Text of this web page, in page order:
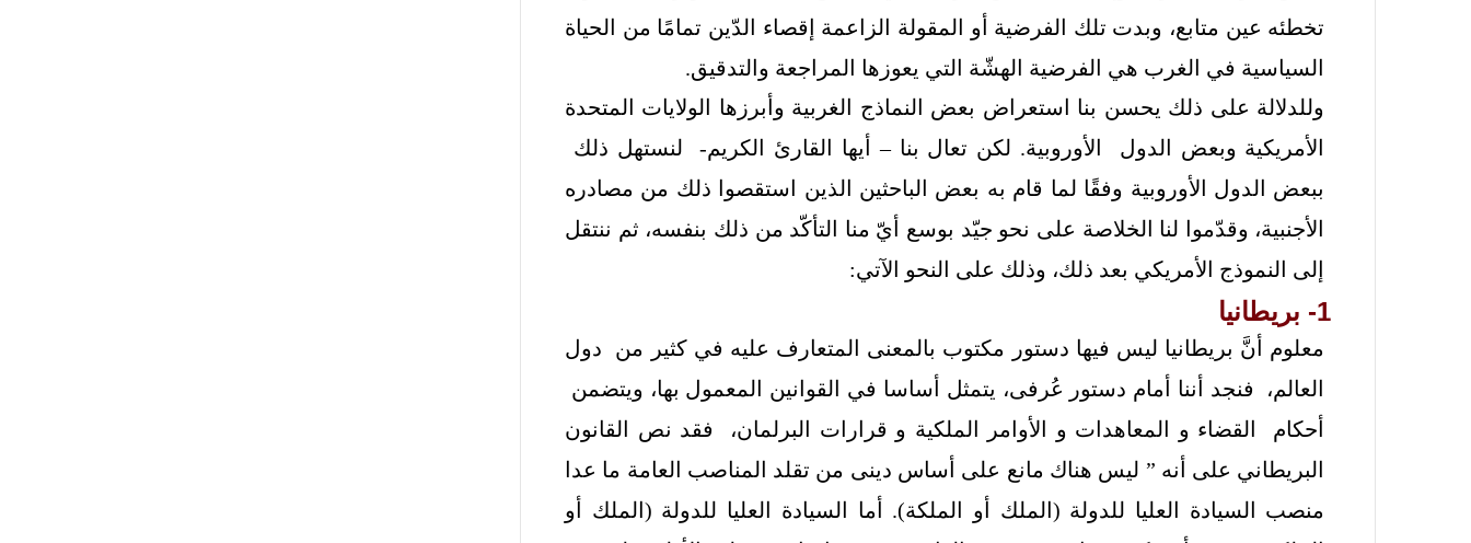
تخطئه عين متابع، وبدت تلك الفرضية أو المقولة الزاعمة إقصاء الدّين تمامًا من الحياة
السياسية في الغرب هي الفرضية الهشّة التي يعوزها المراجعة والتدقيق.
وللدلالة على ذلك يحسن بنا استعراض بعض النماذج الغربية وأبرزها الولايات المتحدة
الأمريكية وبعض الدول الأوروبية. لكن تعال بنا – أيها القارئ الكريم- لنستهل ذلك
ببعض الدول الأوروبية وفقًا لما قام به بعض الباحثين الذين استقصوا ذلك من مصادره
الأجنبية، وقدّموا لنا الخلاصة على نحو جيّد بوسع أيّ منا التأكّد من ذلك بنفسه، ثم ننتقل
إلى النموذج الأمريكي بعد ذلك، وذلك على النحو الآتي:
1- بريطانيا
معلوم أنَّ بريطانيا ليس فيها دستور مكتوب بالمعنى المتعارف عليه في كثير من دول
العالم، فنجد أننا أمام دستور عُرفى، يتمثل أساسا في القوانين المعمول بها، ويتضمن
أحكام القضاء و المعاهدات و الأوامر الملكية و قرارات البرلمان، فقد نص القانون
البريطاني على أنه ” ليس هناك مانع على أساس دينى من تقلد المناصب العامة ما عدا
منصب السيادة العليا للدولة (الملك أو الملكة). أما السيادة العليا للدولة (الملك أو